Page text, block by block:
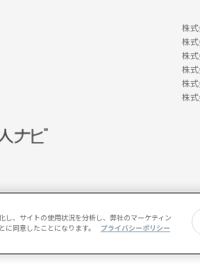
株
株
株
株
株
株
情報セキュリティ基本方針 プライ
し、サイトの使用状況を分析し、弊社のマーケティン
同意したことになります。
プライバシーポリシー